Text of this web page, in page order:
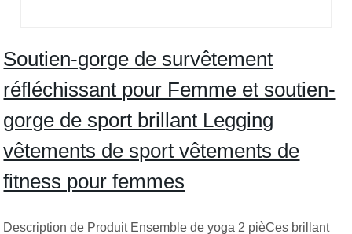
Soutien-gorge de survêtement
réfléchissant pour Femme et soutien-
gorge de sport brillant Legging
vêtements de sport vêtements de
fitness pour femmes
Description de Produit Ensemble de yoga 2 pièCes brillant